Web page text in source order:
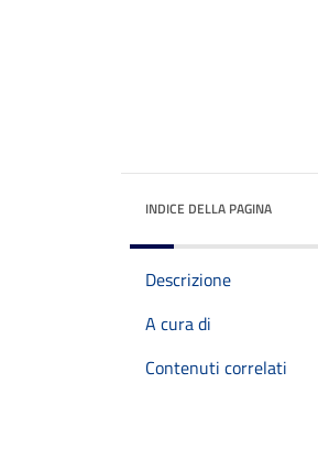
INDICE DELLA PAGINA
Descrizione
A cura di
Contenuti correlati